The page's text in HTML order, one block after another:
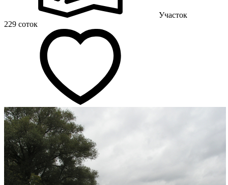
Участок
229 соток